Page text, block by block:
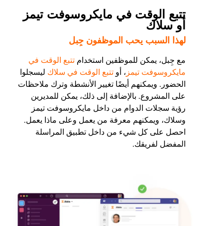
تتبع الوقت في مايكروسوفت تيمز
أو سلاك
لهذا السبب يحب الموظفون جِبل
مع جِبل، يمكن للموظفين استخدام تتبع الوقت في
مايكروسوفت تيمز ، أو تتبع الوقت في سلاك ليسجلوا
الحضور. ويمكنهم أيضًا تغيير الأنشطة وترك ملاحظات
على المشروع. بالإضافة إلى ذلك، يمكن للمديرين
رؤية سجلات الدوام من داخل مايكروسوفت تيمز
وسلاك، ويمكنهم معرفة من يعمل وعلى ماذا يعمل.
احصل على كل شيء من داخل تطبيق المراسلة
المفضل لفريقك.